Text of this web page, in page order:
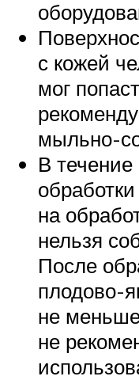
с кожей
мог
мыльно-
В
на
нельзя
После
плодово-
не
не